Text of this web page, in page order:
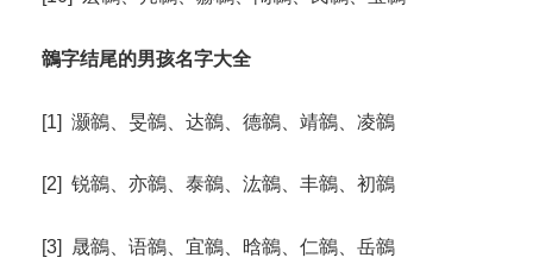
鶙字结尾的男孩名字大全
[1] 灏鶙、旻鶙、达鶙、德鶙、靖鶙、凌鶙
[2] 锐鶙、亦鶙、泰鶙、汯鶙、丰鶙、初鶙
[3] 晟鶙、语鶙、宜鶙、晗鶙、仁鶙、岳鶙